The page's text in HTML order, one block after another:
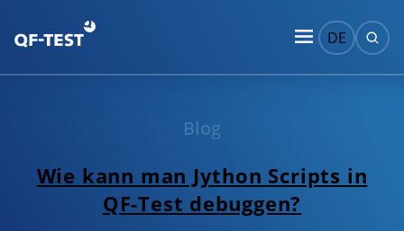
DE
Blog
Wie kann man Jython Scripts in
QF-Test debuggen?